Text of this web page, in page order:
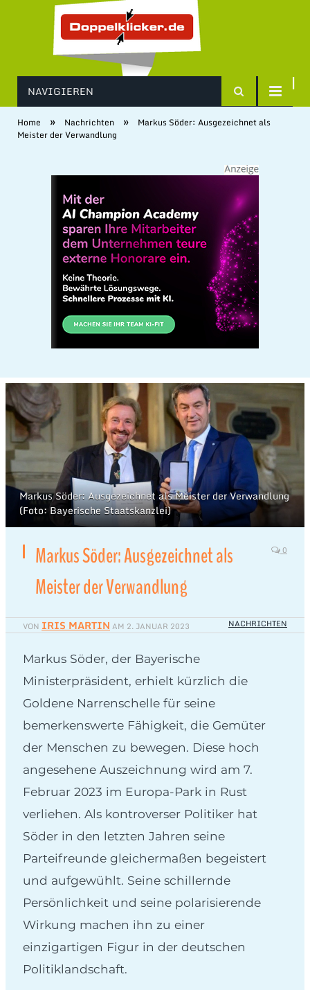
NAVIGIEREN
Home » Nachrichten »
Markus Söder: Ausgezeichnet als
Meister der Verwandlung
Markus Söder: Ausgezeichnet als Meister der Verwandlung
(Foto: Bayerische Staatskanzlei)
Markus Söder: Ausgezeichnet als
Meister der Verwandlung
0
VON IRIS MARTIN AM 2. JANUAR 2023 NACHRICHTEN
Markus Söder, der Bayerische
Ministerpräsident, erhielt kürzlich die
Goldene Narrenschelle für seine
bemerkenswerte Fähigkeit, die Gemüter
der Menschen zu bewegen. Diese hoch
angesehene Auszeichnung wird am 7.
Februar 2023 im Europa-Park in Rust
verliehen. Als kontroverser Politiker hat
Söder in den letzten Jahren seine
Parteifreunde gleichermaßen begeistert
und aufgewühlt. Seine schillernde
Persönlichkeit und seine polarisierende
Wirkung machen ihn zu einer
einzigartigen Figur in der deutschen
Politiklandschaft.